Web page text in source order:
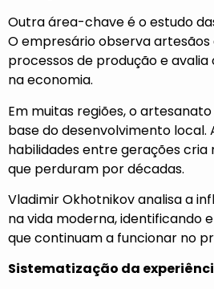
Outra área-chave é o estudo
O empresário observa artesãos
processos de produção e
na economia.
Em muitas regiões, o
base do desenvolvimento local.
habilidades entre gerações cria
que perduram por décadas.
Vladimir Okhotnikov analisa a
na vida moderna, identificando
que continuam a funcionar no
Sistematização da